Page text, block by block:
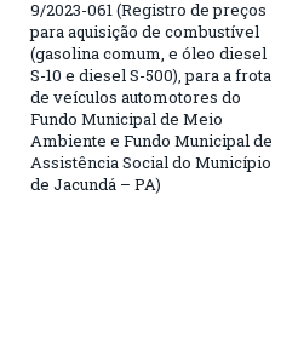
9/2023-061 (Registro de preços
para aquisição de combustível
(gasolina comum, e óleo diesel
S-10 e diesel S-500), para a frota
de veículos automotores do
Fundo Municipal de Meio
Ambiente e Fundo Municipal de
Assistência Social do Município
de Jacundá – PA)